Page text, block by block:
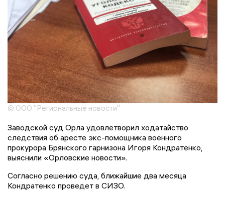
© ООО "Региональные новости"
Заводской суд Орла удовлетворил ходатайство
следствия об аресте экс-помощника военного
прокурора Брянского гарнизона Игоря Кондратенко,
выяснили «Орловские новости».
Согласно решению суда, ближайшие два месяца
Кондратенко проведет в СИЗО.